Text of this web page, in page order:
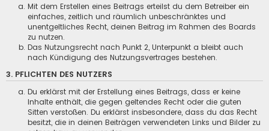
Mit dem Erstellen eines Beitrags erteilst du dem Betreiber ein
einfaches, zeitlich und räumlich unbeschränktes und
unentgeltliches Recht, deinen Beitrag im Rahmen des Boards
zu nutzen.
Das Nutzungsrecht nach Punkt 2, Unterpunkt a bleibt auch
nach Kündigung des Nutzungsvertrages bestehen.
3. PFLICHTEN DES NUTZERS
Du erklärst mit der Erstellung eines Beitrags, dass er keine
Inhalte enthält, die gegen geltendes Recht oder die guten
Sitten verstoßen. Du erklärst insbesondere, dass du das Recht
besitzt, die in deinen Beiträgen verwendeten Links und Bilder zu